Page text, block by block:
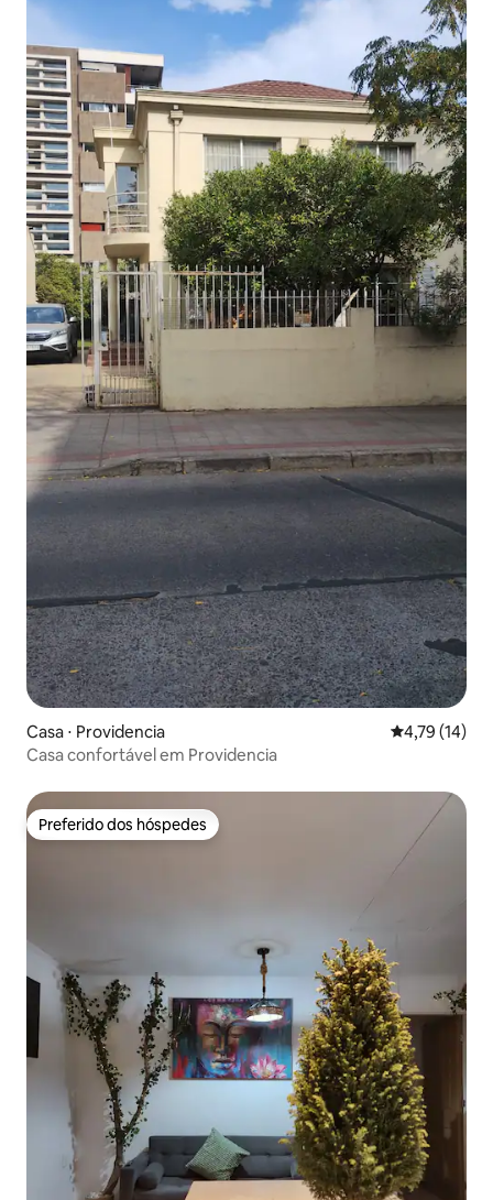
Casa ⋅ Providencia 4,79 de uma
4,79 (14)
Casa confortável em Providencia
Preferido dos hóspedes
Preferido dos hóspedes